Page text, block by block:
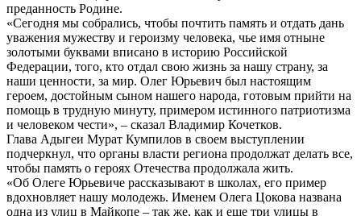
преданность Родине.
«Сегодня мы собрались, чтобы почтить память и отдать дань
уважения мужеству и героизму человека, чье имя отныне
золотыми буквами вписано в историю Российской
Федерации, того, кто отдал свою жизнь за нашу страну, за
наши ценности, за мир. Олег Юрьевич был настоящим
героем, достойным сыном нашего народа, готовым прийти на
помощь в трудную минуту, примером истинного патриотизма
и человеком чести», – сказал Владимир Кочетков.
Глава Адыгеи Мурат Кумпилов в своем выступлении
подчеркнул, что органы власти региона продолжат делать все,
чтобы память о героях Отечества продолжала жить.
«Об Олеге Юрьевиче рассказывают в школах, его пример
вдохновляет нашу молодежь. Именем Олега Цокова названа
одна из улиц в Майкопе – так же, как и еще три улицы в